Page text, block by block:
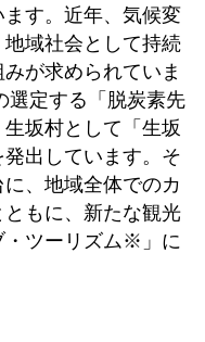
す。近年、気候変
域社会として持続
が求められていま
選定する「脱炭素先
坂村として「生坂
出しています。そ
、地域全体でのカ
もに、新たな観光
・ツーリズム※」に